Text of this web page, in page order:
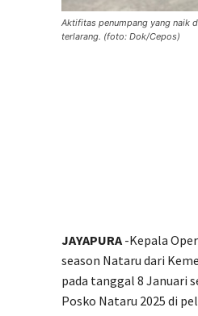
Aktifitas penumpang yang naik
terlarang. (foto: Dok/Cepos)
JAYAPURA-Kepala
season Nataru dari
pada tanggal 8 Januari
Posko Nataru 2025 di